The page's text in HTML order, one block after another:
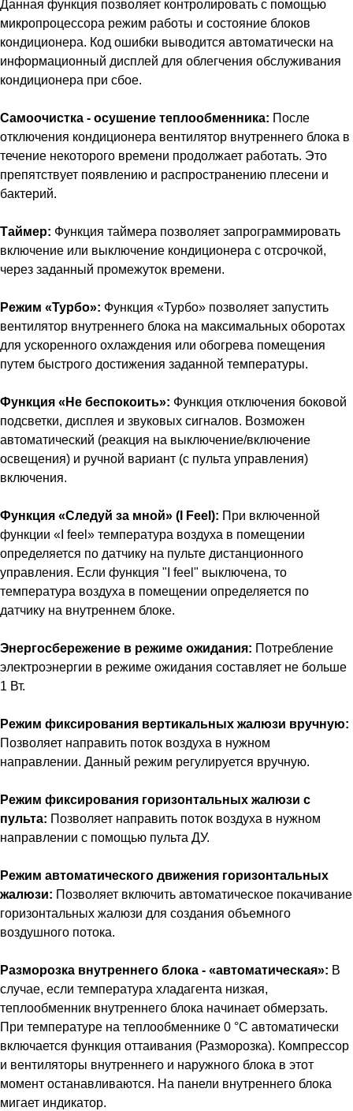
Данная функция позволяет контролировать с помощью
микропроцессора режим работы и состояние блоков
кондиционера. Код ошибки выводится автоматически на
информационный дисплей для облегчения обслуживания
кондиционера при сбое.
Самоочистка - осушение теплообменника: После
отключения кондиционера вентилятор внутреннего блока в
течение некоторого времени продолжает работать. Это
препятствует появлению и распространению плесени и
бактерий.
Таймер: Функция таймера позволяет запрограммировать
включение или выключение кондиционера с отсрочкой,
через заданный промежуток времени.
Режим «Турбо»: Функция «Турбо» позволяет запустить
вентилятор внутреннего блока на максимальных оборотах
для ускоренного охлаждения или обогрева помещения
путем быстрого достижения заданной температуры.
Функция «Не беспокоить»: Функция отключения боковой
подсветки, дисплея и звуковых сигналов. Возможен
автоматический (реакция на выключение/включение
освещения) и ручной вариант (с пульта управления)
включения.
Функция «Следуй за мной» (I Feel): При включенной
функции «I feel» температура воздуха в помещении
определяется по датчику на пульте дистанционного
управления. Если функция "I feel" выключена, то
температура воздуха в помещении определяется по
датчику на внутреннем блоке.
Энергосбережение в режиме ожидания: Потребление
электроэнергии в режиме ожидания составляет не больше
1 Вт.
Режим фиксирования вертикальных жалюзи вручную:
Позволяет направить поток воздуха в нужном
направлении. Данный режим регулируется вручную.
Режим фиксирования горизонтальных жалюзи с
пульта: Позволяет направить поток воздуха в нужном
направлении с помощью пульта ДУ.
Режим автоматического движения горизонтальных
жалюзи: Позволяет включить автоматическое покачивание
горизонтальных жалюзи для создания объемного
воздушного потока.
Разморозка внутреннего блока - «автоматическая»: В
случае, если температура хладагента низкая,
теплообменник внутреннего блока начинает обмерзать.
При температуре на теплообменнике 0 °С автоматически
включается функция оттаивания (Разморозка). Компрессор
и вентиляторы внутреннего и наружного блока в этот
момент останавливаются. На панели внутреннего блока
мигает индикатор.